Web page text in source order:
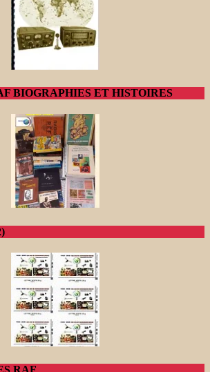
BIOGRAPHIES ET HISTOIRES
RAF